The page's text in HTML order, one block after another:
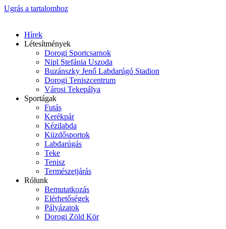
Ugrás a tartalomhoz
Hírek
Létesítmények
Dorogi Sportcsarnok
Nipl Stefánia Uszoda
Buzánszky Jenő Labdarúgó Stadion
Dorogi Teniszcentrum
Városi Tekepálya
Sportágak
Futás
Kerékpár
Kézilabda
Küzdősportok
Labdarúgás
Teke
Tenisz
Természetjárás
Rólunk
Bemutatkozás
Elérhetőségek
Pályázatok
Dorogi Zöld Kör